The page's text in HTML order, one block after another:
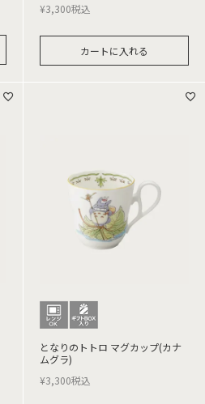
¥3,300税込
カートに入れる
となりのトトロ マグカップ(カナ
ムグラ)
¥3,300税込